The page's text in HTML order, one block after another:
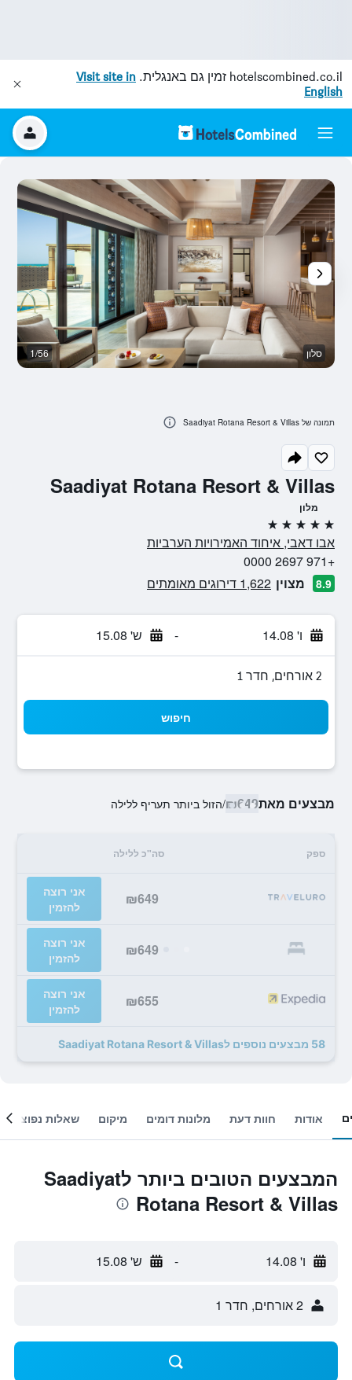
hotelscombined.co.il זמין גם באנגלית. Visit site in
English
Saadiyat Rotana Resort & Villas
מלון
5 כוכבים
אבו דאבי, איחוד האמירויות הערביות
+971 2697 0000
8.9 מצוין 1,622 דירוגים מאומתים
ו' 14.08 - ש' 15.08
2 אורחים, חדר 1
חיפוש
מבצעים מאת₪649
/הזול ביותר תעריף ללילה
ספק סה"כ ללילה
₪649
אני רוצה
להזמין
₪649
אני רוצה
להזמין
₪655
אני רוצה
להזמין
58 מבצעים נוספים לSaadiyat Rotana Resort & Villas
סלון 1/56
תמונה של Saadiyat Rotana Resort & Villas
אודות חוות דעת מלונות דומים מיקום שאלות נפוצות
המבצעים הטובים ביותר לSaadiyat
Rotana Resort & Villas
ו' 14.08 - ש' 15.08
2 אורחים, חדר 1